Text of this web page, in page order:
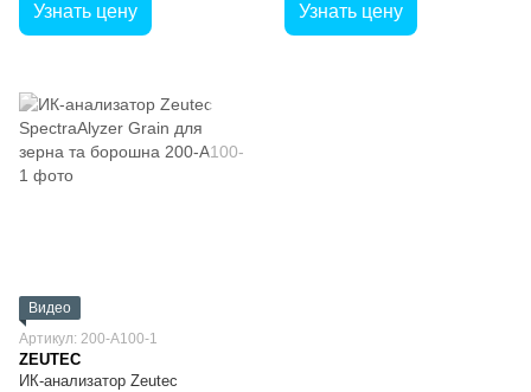
Узнать цену Узнать цену
Видео
Артикул: 200-A100-1
ZEUTEC
ИК-анализатор Zeutec